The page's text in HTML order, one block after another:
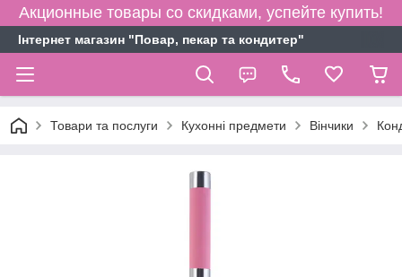
Акционные товары со скидками, успейте купить!
Інтернет магазин "Повар, пекар та кондитер"
Товари та послуги Кухонні предмети Вінчики